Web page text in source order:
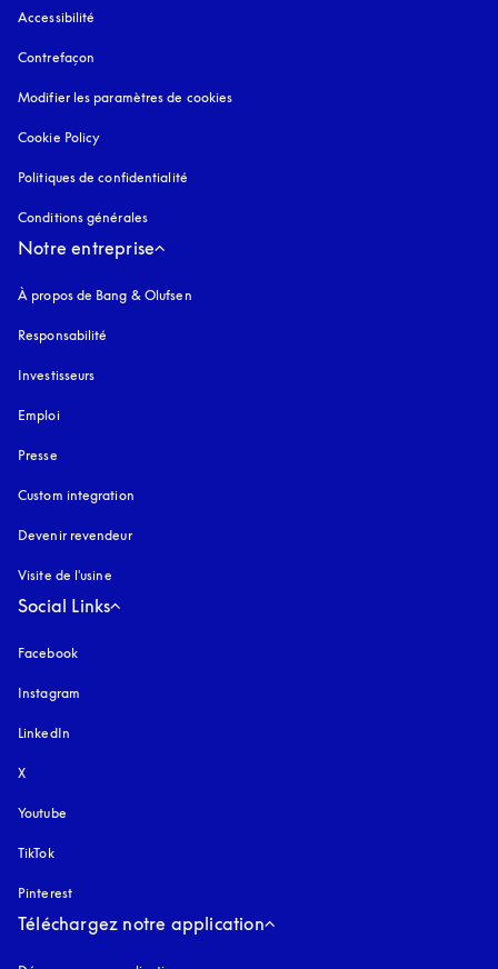
Accessibilité
Contrefaçon
Modifier les paramètres de cookies
Cookie Policy
Politiques de confidentialité
Conditions générales
Notre entreprise
À propos de Bang & Olufsen
Responsabilité
Investisseurs
Emploi
Presse
Custom integration
Devenir revendeur
Visite de l'usine
Social Links
Facebook
Instagram
LinkedIn
X
Youtube
TikTok
Pinterest
Téléchargez notre application